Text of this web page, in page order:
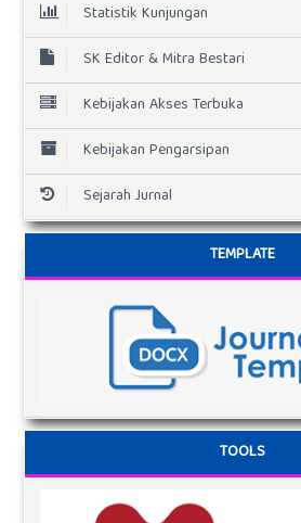
Statistik Kunjungan
SK Editor & Mitra Bestari
Kebijakan Akses Terbuka
Kebijakan Pengarsipan
Sejarah Jurnal
TEMPLATE
TOOLS